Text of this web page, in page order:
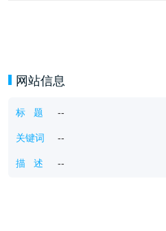
网站信息
标 题 --
关键词 --
描 述 --